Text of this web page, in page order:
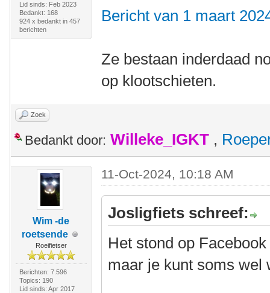
Lid sinds: Feb 2023
Bedankt: 168
924 x bedankt in 457
berichten
Bericht van 1 maart
Ze bestaan inderdaad
op klootschieten.
Zoek
Bedankt door: Willeke_IGKT ,
Wim -de
roetsende
Roeifietser
Berichten: 7.596
Topics: 190
Lid sinds: Apr 2017
11-Oct-2024, 10:18 AM
Josligfiets schreef:
Het stond op
maar je kunt soms wel